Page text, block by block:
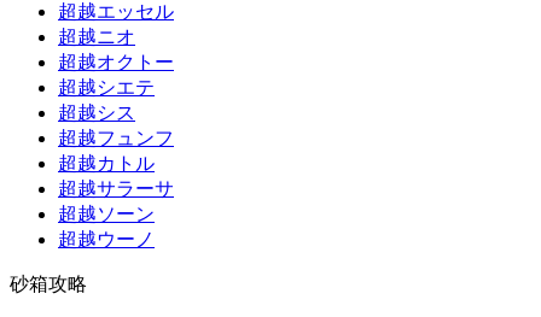
超越エッセル
超越ニオ
超越オクトー
超越シエテ
超越シス
超越フュンフ
超越カトル
超越サラーサ
超越ソーン
超越ウーノ
砂箱攻略